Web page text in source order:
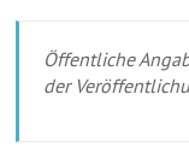
Öffentliche
der